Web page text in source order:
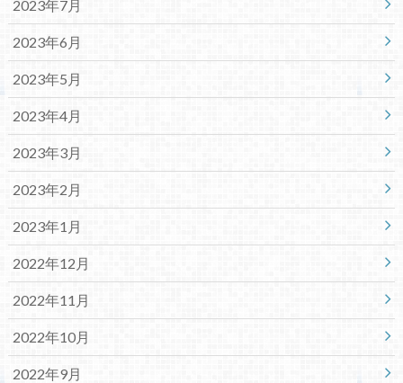
2023年7月
2023年6月
2023年5月
2023年4月
2023年3月
2023年2月
2023年1月
2022年12月
2022年11月
2022年10月
2022年9月